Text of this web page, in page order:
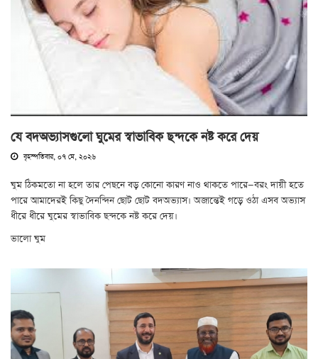
যে বদঅভ্যাসগুলো ঘুমের স্বাভাবিক ছন্দকে নষ্ট করে দেয়
বৃহস্পতিবার, ০৭ মে, ২০২৬
ঘুম ঠিকমতো না হলে তার পেছনে বড় কোনো কারণ নাও থাকতে পারে—বরং দায়ী হতে
পারে আমাদেরই কিছু দৈনন্দিন ছোট ছোট বদঅভ্যাস। অজান্তেই গড়ে ওঠা এসব অভ্যাস
ধীরে ধীরে ঘুমের স্বাভাবিক ছন্দকে নষ্ট করে দেয়।
ভালো ঘুম